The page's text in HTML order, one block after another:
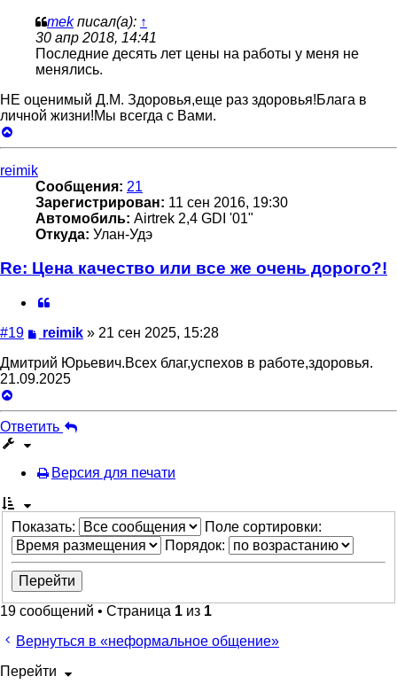
mekписал(а): ↑
30 апр 2018, 14:41
Последние десять лет цены на работы у меня не
менялись.
НЕ оценимый Д.М. Здоровья,еще раз здоровья!Блага в
личной жизни!Мы всегда с Вами.
к
началу
reimik
Сообщения: 21
Зарегистрирован: 11 сен 2016, 19:30
Автомобиль: Airtrek 2,4 GDI '01"
Откуда: Улан-Удэ
Re: Цена качество или все же очень дорого?!
#19 Сообщение
reimik» 21 сен 2025, 15:28
Дмитрий Юрьевич.Всех благ,успехов в работе,здоровья.
21.09.2025
к
началу
Ответить
Версия для печати
Показать:
Поле сортировки:
Порядок:
19 сообщений • Страница 1 из 1
Вернуться в «неформальное общение»
Перейти